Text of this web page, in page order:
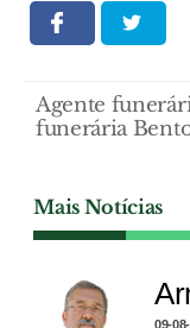
Agente
funerária
Mais Notícias
09-